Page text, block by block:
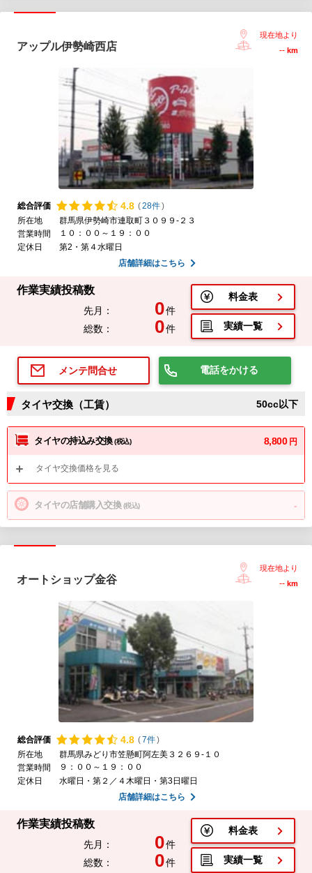
アップル伊勢崎西店
現在地より
-- km
総合評価 4.8 (28件)
所在地
群馬県伊勢崎市連取町３０９９-２３
営業時間
１０：００～１９：００
定休日
第2・第４水曜日
店舗詳細はこちら
作業実績投稿数
先月： 0件
総数：
0件
料金表
実績一覧
メンテ問合せ 電話をかける
タイヤ交換（工賃） 50cc以下
タイヤの持込み交換(税込) 8,800 円
タイヤ交換価格を見る
タイヤの店舗購入交換(税込) -
オートショップ金谷
現在地より
-- km
総合評価 4.8 (7件)
所在地
群馬県みどり市笠懸町阿左美３２６９-１０
営業時間
９：００～１９：００
定休日
水曜日・第２／４木曜日・第3日曜日
店舗詳細はこちら
作業実績投稿数
先月： 0件
総数：
0件
料金表
実績一覧